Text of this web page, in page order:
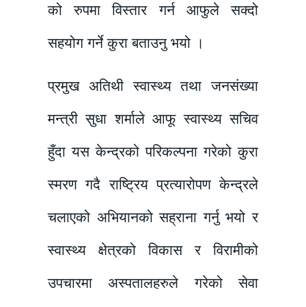
को रुपमा विस्तार गर्न आफुले सक्दो
सहयोग गर्ने कुरा बताउनु भयो ।
प्रमुख अतिथी स्वास्थ्य तथा जनसंख्या
मन्त्री सुधा शर्माले आफू स्वास्थ्य सचिव
हुँदा यस केन्द्रको परिकल्पना गरेको कुरा
स्मरण गदै राष्ट्रिय प्रत्यारोपण केन्द्रले
चलाएको अभियानको सह्राना गर्नु भयो र
स्वास्थ्य क्षेत्रको विकास र विरामीको
उपचारमा अस्पतालहरुले गरेको सेवा